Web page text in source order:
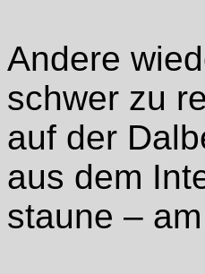
Andere
schwer zu
auf der
aus dem
staune –